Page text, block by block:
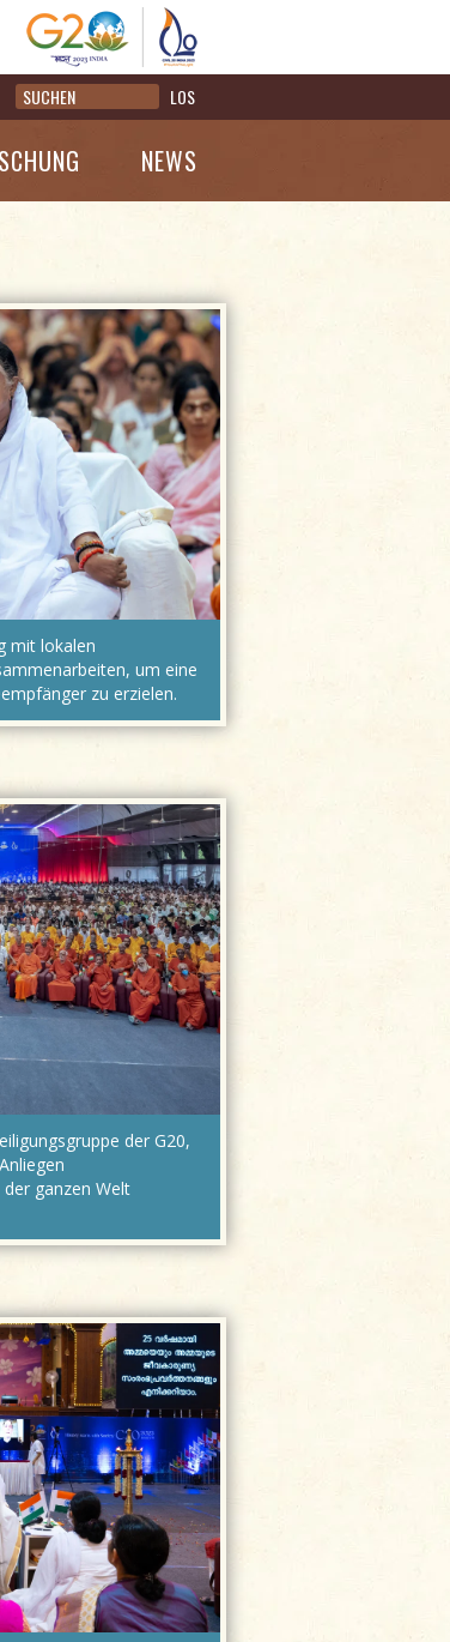
LOS
NEWS
mit lokalen
um eine
zu erzielen.
der G20,
ganzen Welt